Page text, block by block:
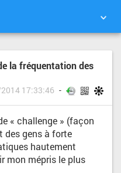
MUR D'IMAGES
RECHERCHER
la fréquentation des
17:33:46
« challenge » (façon
des gens à forte
hautement
mon mépris le plus